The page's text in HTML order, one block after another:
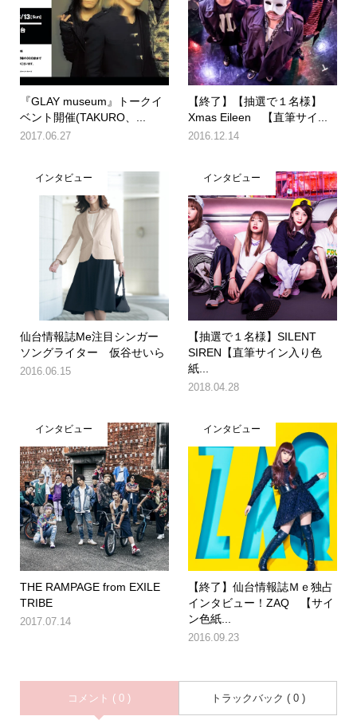
『GLAY museum』トークイ
ベント開催(TAKURO、...
2017.06.27
【終了】【抽選で１名様】
Xmas Eileen 【直筆サイ...
2016.12.14
インタビュー
仙台情報誌Me注目シンガー
ソングライター 仮谷せいら
2016.06.15
インタビュー
【抽選で１名様】SILENT
SIREN【直筆サイン入り色
紙...
2018.04.28
インタビュー
THE RAMPAGE from EXILE
TRIBE
2017.07.14
インタビュー
【終了】仙台情報誌Ｍｅ独占
インタビュー！ZAQ 【サイ
ン色紙...
2016.09.23
コメント ( 0 ) トラックバック ( 0 )